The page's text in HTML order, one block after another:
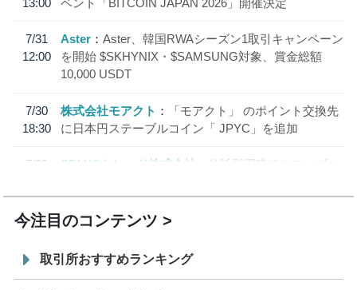
13:00 ベント「BITCOIN JAPAN 2026」開催決定
7/31
12:00
Aster
Aster、韓国RWAシーズン1取引キャンペーン
を開始 $SKHYNIX・$SAMSUNG対象、賞金総額
10,000 USDT
7/30
18:30
株式会社モアクト
「モアクト」 のポイント交換先
に日本円ステーブルコイン「 JPYC」を追加
7/29
SBI VCトレード株式会社
信託型円建てステーブル
今注目のコンテンツ
取引所おすすめランキング